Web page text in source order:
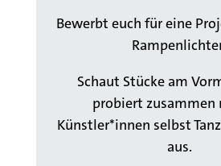
Bewerbt euch für eine
Schaut Stücke am
probiert zusammen
Künstler*innen selbst
aus.